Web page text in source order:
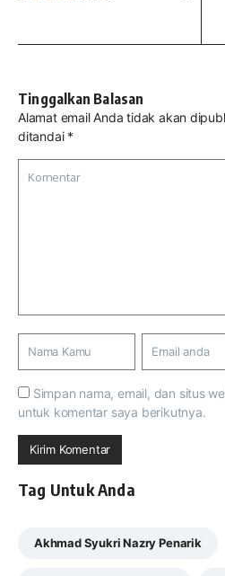
Tinggalkan Balasan
Alamat email Anda tidak akan
ditandai *
Simpan nama, email, dan situs
untuk komentar saya berikutnya.
Tag Untuk Anda
Akhmad Syukri Nazry Penarik